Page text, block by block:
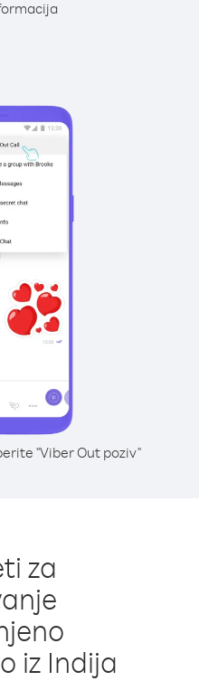
"Viber Out poziv"
za
iz Indija